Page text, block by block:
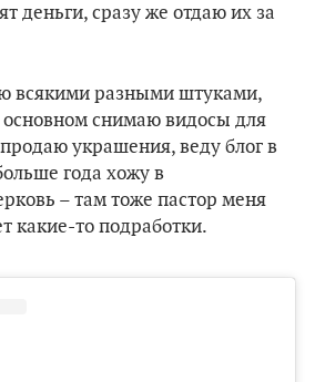
деньги, сразу же отдаю их за
всякими разными штуками,
снимаю видосы для
украшения, веду блог в
года хожу в
– там тоже пастор меня
какие-то подработки.